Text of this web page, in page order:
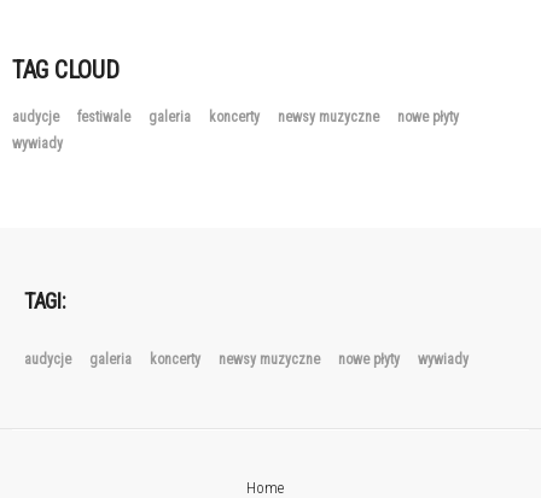
TAG CLOUD
audycje festiwale galeria koncerty newsy muzyczne
nowe płyty
wywiady
TAGI:
audycje galeria koncerty newsy muzyczne nowe płyty wywiady
Home